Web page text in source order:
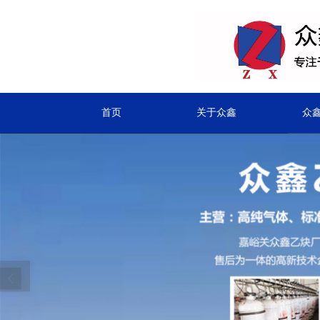
首页 关于众鑫 众